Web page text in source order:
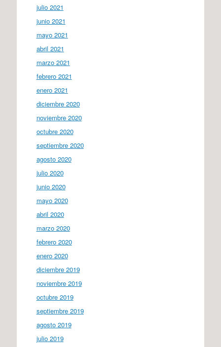
julio 2021
junio 2021
mayo 2021
abril 2021
marzo 2021
febrero 2021
enero 2021
diciembre 2020
noviembre 2020
octubre 2020
septiembre 2020
agosto 2020
julio 2020
junio 2020
mayo 2020
abril 2020
marzo 2020
febrero 2020
enero 2020
diciembre 2019
noviembre 2019
octubre 2019
septiembre 2019
agosto 2019
julio 2019